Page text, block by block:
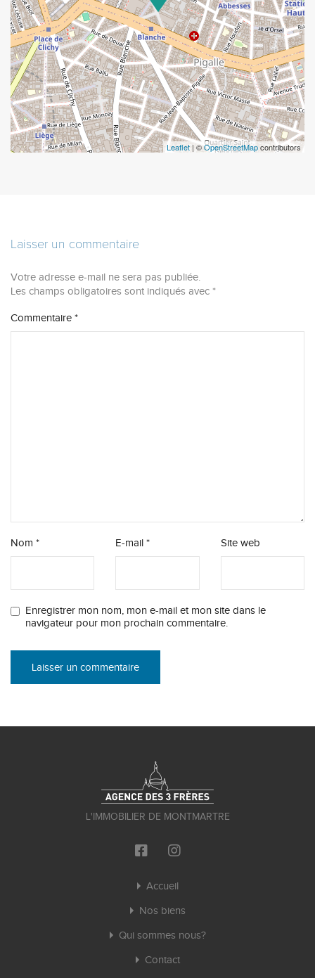
Leaflet | ©OpenStreetMapcontributors
Laisser un commentaire
Votre adresse e-mail ne sera pas publiée.
Les champs obligatoires sont indiqués avec *
Commentaire *
Nom * E-mail* Site web
Enregistrer mon nom, mon e-mail et mon site dans le
navigateur pour mon prochain commentaire.
L'IMMOBILIER DE MONTMARTRE
Accueil
Nos biens
Qui sommes nous?
Contact